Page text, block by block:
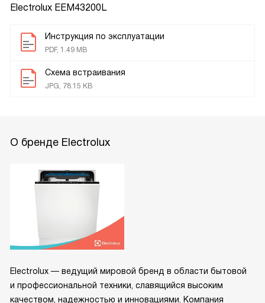
Electrolux EEM43200L
Инструкция по эксплуатации
PDF, 1.49 MB
Схема встраивания
JPG, 78.15 KB
О бренде Electrolux
Electrolux — ведущий мировой бренд в области бытовой
и профессиональной техники, славящийся высоким
качеством, надежностью и инновациями. Компания